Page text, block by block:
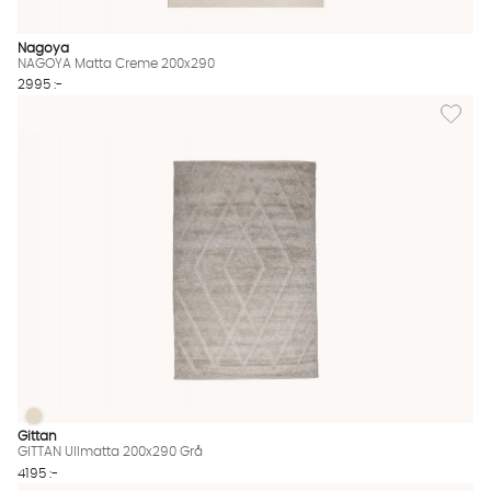
Nagoya
NAGOYA Matta Creme 200x290
2995 :-
Lägg
GITTAN Ullmatta 200x290 Grå Finns även i dessa färger:
GITTAN Ullmatta 200x290 Grå
Gittan
GITTAN Ullmatta 200x290 Grå
4195 :-